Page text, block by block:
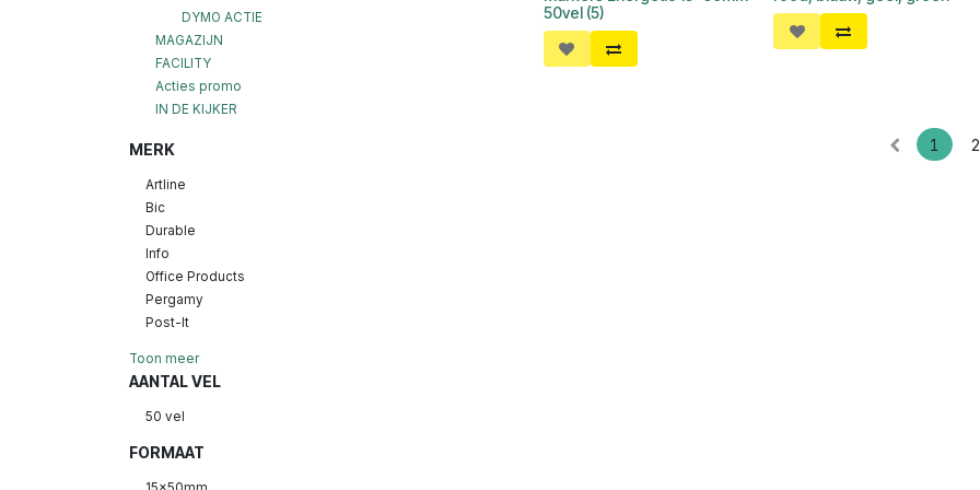
DYMO ACTIE
MAGAZIJN
FACILITY
Acties promo
IN DE KIJKER
MERK
Artline
Bic
Durable
Info
Office Products
Pergamy
Post-It
Toon meer
AANTAL VEL
50 vel
FORMAAT
50vel (5)
1 2